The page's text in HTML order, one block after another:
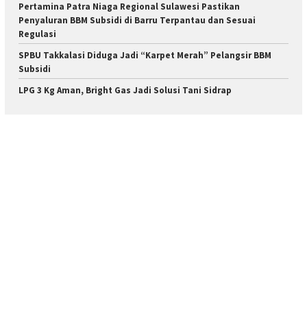
Pertamina Patra Niaga Regional Sulawesi Pastikan
Penyaluran BBM Subsidi di Barru Terpantau dan Sesuai
Regulasi
SPBU Takkalasi Diduga Jadi “Karpet Merah” Pelangsir BBM
Subsidi
LPG 3 Kg Aman, Bright Gas Jadi Solusi Tani Sidrap